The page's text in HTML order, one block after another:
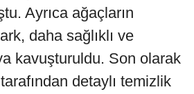
Ayrıca ağaçların
daha sağlıklı ve
kavuşturuldu. Son olarak
detaylı temizlik